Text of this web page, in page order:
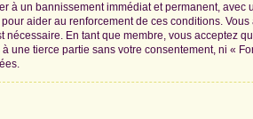
un bannissement immédiat et permanent, avec
aider au renforcement de ces conditions.
En tant que membre, vous acceptez
tierce partie sans votre consentement, ni «